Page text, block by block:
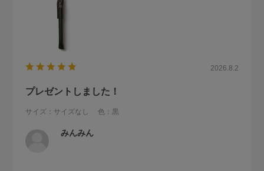
2026.8.2
プレゼントしました！
サイズ：サイズなし 色：黒
みんみん